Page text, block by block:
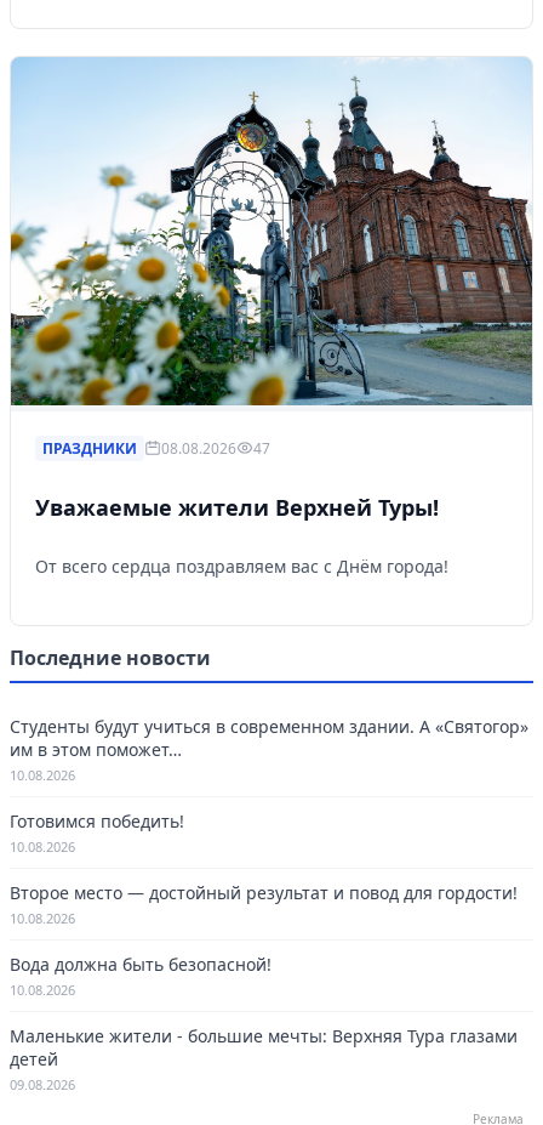
ПРАЗДНИКИ 08.08.2026 47
Уважаемые жители Верхней Туры!
От всего сердца поздравляем вас с Днём города!
Последние новости
Студенты будут учиться в современном здании. А «Святогор»
им в этом поможет…
10.08.2026
Готовимся победить!
10.08.2026
Второе место — достойный результат и повод для гордости!
10.08.2026
Вода должна быть безопасной!
10.08.2026
Маленькие жители - большие мечты: Верхняя Тура глазами
детей
09.08.2026
Реклама